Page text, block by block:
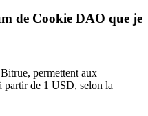
de Cookie DAO que je
permettent aux
partir de 1 USD, selon la